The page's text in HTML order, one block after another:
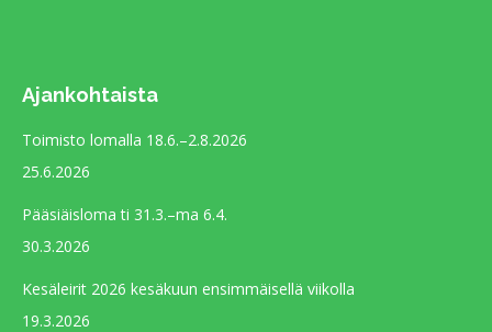
Ajankohtaista
Toimisto lomalla 18.6.–2.8.2026
25.6.2026
Pääsiäisloma ti 31.3.–ma 6.4.
30.3.2026
Kesäleirit 2026 kesäkuun ensimmäisellä viikolla
19.3.2026